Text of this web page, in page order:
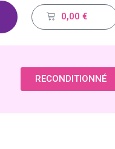
0,00 €
RECONDITIONNÉ